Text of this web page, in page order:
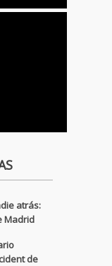
atrás:
Madrid
de